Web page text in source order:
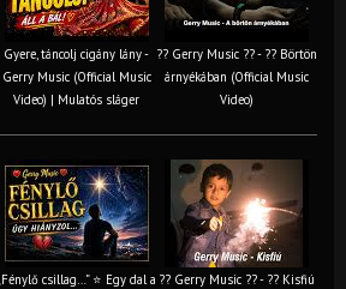
Gyere, táncolj cigány lány -
Gerry Music (Official Music
Video) | Mulatós sláger
?? Gerry Music ?? - ?? Börtön
árnyékában (Official Music
Video)
„Fénylő csillag…” ⭐ Egy dal a ?? Gerry Music ?? - ?? Kisfiú